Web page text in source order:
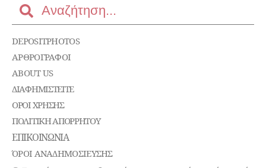
DEPOSITPHOTOS
ΑΡΘΡΟΓΡΑΦΟΙ
ABOUT US
ΔΙΑΦΗΜΙΣΤΕΊΤΕ
ΌΡΟΙ ΧΡΉΣΗΣ
ΠΟΛΙΤΙΚΉ ΑΠΟΡΡΉΤΟΥ
ΕΠΙΚΟΙΝΩΝΊΑ
ΌΡΟΙ ΑΝΑΔΗΜΟΣΙΕΥΣΗΣ